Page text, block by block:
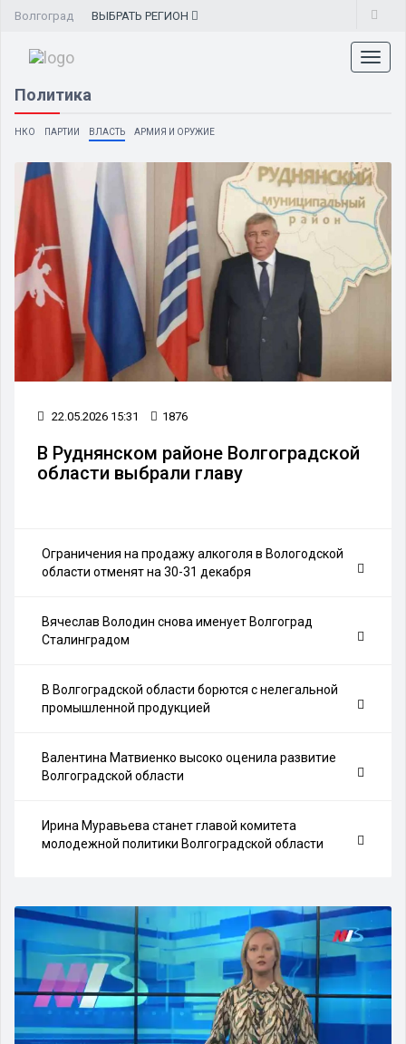
Волгоград ВЫБРАТЬ РЕГИОН
Политика
НКО ПАРТИИ ВЛАСТЬ АРМИЯ И ОРУЖИЕ
22.05.2026 15:31 1876
В Руднянском районе Волгоградской
области выбрали главу
Ограничения на продажу алкоголя в Вологодской
области отменят на 30-31 декабря
Вячеслав Володин снова именует Волгоград
Сталинградом
В Волгоградской области борются с нелегальной
промышленной продукцией
Валентина Матвиенко высоко оценила развитие
Волгоградской области
Ирина Муравьева станет главой комитета
молодежной политики Волгоградской области